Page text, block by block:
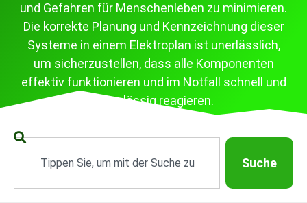
und Gefahren für Menschenleben zu minimieren.
Die korrekte Planung und Kennzeichnung dieser
Systeme in einem Elektroplan ist unerlässlich,
um sicherzustellen, dass alle Komponenten
effektiv funktionieren und im Notfall schnell und
zuverlässig reagieren.
Suche